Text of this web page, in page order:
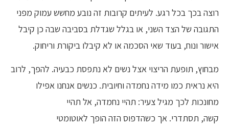
רוצה בכך בכל רגע. לעיתים קרובות זה נובע מחשש עמוק מפני
התגובה של הצד השני, או בגלל שגדלת בסביבה שבה כן קיבל
אישור ונוח, בעוד שאי הסכמה או לא קיבלו ביקורת וריחוק.
מבחוץ, תופעת הריצוי אצל נשים לא נתפסת כבעיה. להפך, לרוב
היא נראית כמו מידה נחמדה וחיובית. כנשים אנחנו אפילו
מחונכות לכך מגיל צעיר: תהיי נחמדה, אל תהיי
קשה, תסתדרי. אך כשהדפוס הזה הופך לאוטומטי